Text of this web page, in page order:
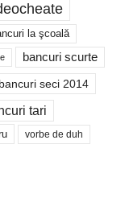
la şcoală
bancuri scurte
bancuri seci 2014
tari
vorbe de duh